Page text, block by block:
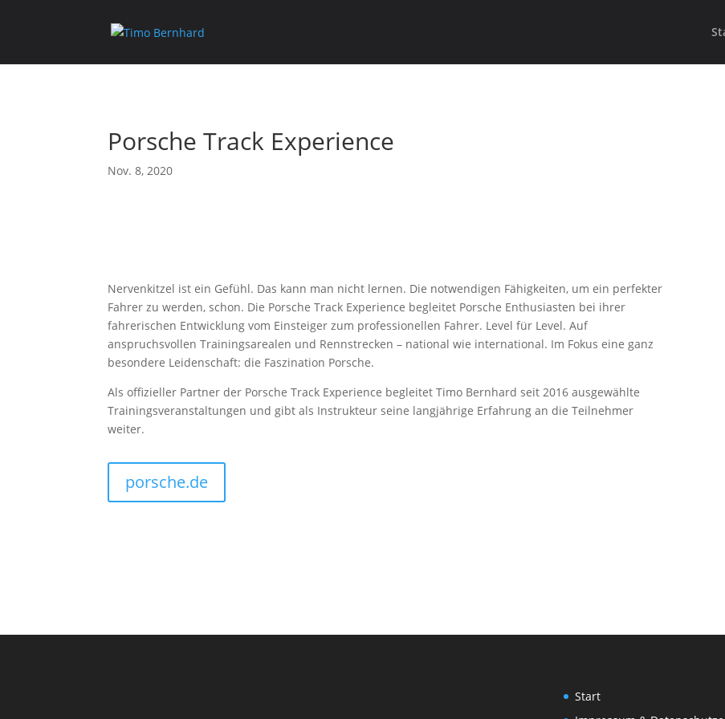
Porsche Track Experience
Nov. 8, 2020
Nervenkitzel ist ein Gefühl. Das kann man nicht lernen. Die notwendigen Fähigkeiten, um ein perfekter
Fahrer zu werden, schon. Die Porsche Track Experience begleitet Porsche Enthusiasten bei ihrer
fahrerischen Entwicklung vom Einsteiger zum professionellen Fahrer. Level für Level. Auf
anspruchsvollen Trainingsarealen und Rennstrecken – national wie international. Im Fokus eine ganz
besondere Leidenschaft: die Faszination Porsche.
Als offizieller Partner der Porsche Track Experience begleitet Timo Bernhard seit 2016 ausgewählte
Trainingsveranstaltungen und gibt als Instrukteur seine langjährige Erfahrung an die Teilnehmer
weiter.
porsche.de
Start